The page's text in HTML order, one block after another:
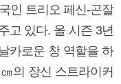
인 트리오 페신-곤잘
고 있다. 올 시즌 3년
카로운 창 역할을 하
의 장신 스트라이커